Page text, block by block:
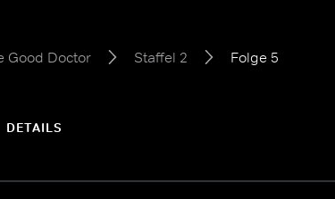
Good Doctor Staffel 2 Folge 5
DETAILS